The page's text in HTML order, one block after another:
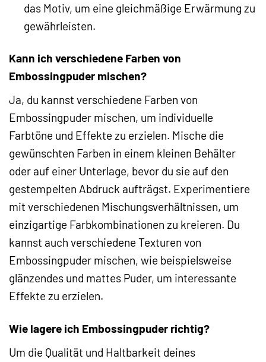
das Motiv, um eine gleichmäßige Erwärmung zu
gewährleisten.
Kann ich verschiedene Farben von
Embossingpuder mischen?
Ja, du kannst verschiedene Farben von
Embossingpuder mischen, um individuelle
Farbtöne und Effekte zu erzielen. Mische die
gewünschten Farben in einem kleinen Behälter
oder auf einer Unterlage, bevor du sie auf den
gestempelten Abdruck aufträgst. Experimentiere
mit verschiedenen Mischungsverhältnissen, um
einzigartige Farbkombinationen zu kreieren. Du
kannst auch verschiedene Texturen von
Embossingpuder mischen, wie beispielsweise
glänzendes und mattes Puder, um interessante
Effekte zu erzielen.
Wie lagere ich Embossingpuder richtig?
Um die Qualität und Haltbarkeit deines